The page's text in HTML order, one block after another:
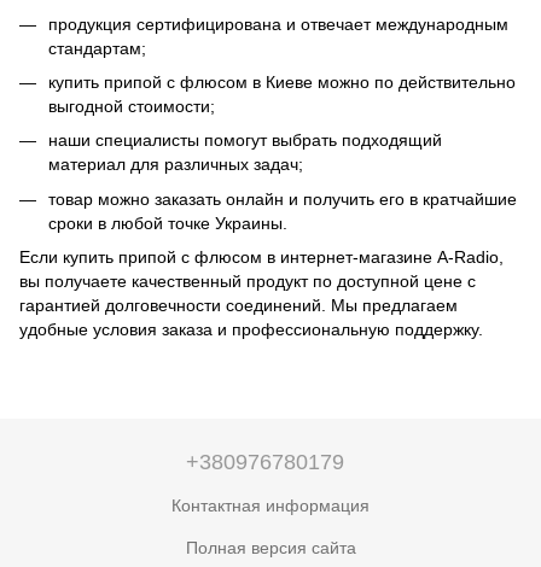
продукция сертифицирована и отвечает международным
стандартам;
купить припой с флюсом в Киеве можно по действительно
выгодной стоимости;
наши специалисты помогут выбрать подходящий
материал для различных задач;
товар можно заказать онлайн и получить его в кратчайшие
сроки в любой точке Украины.
Если купить припой с флюсом в интернет-магазине A-Radio,
вы получаете качественный продукт по доступной цене с
гарантией долговечности соединений. Мы предлагаем
удобные условия заказа и профессиональную поддержку.
+380976780179
Контактная информация
Полная версия сайта